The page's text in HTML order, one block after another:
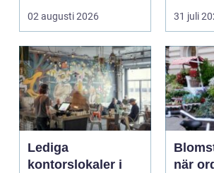
stannar, diskm...
02 augusti 2026
hittar
31 juli
Lediga
kontorslokaler i
när